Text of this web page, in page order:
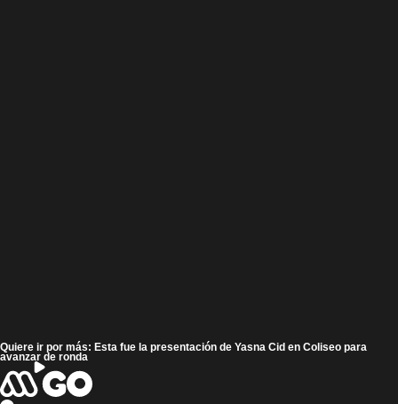
Quiere ir por más: Esta fue la presentación de Yasna Cid en Coliseo para
avanzar de ronda